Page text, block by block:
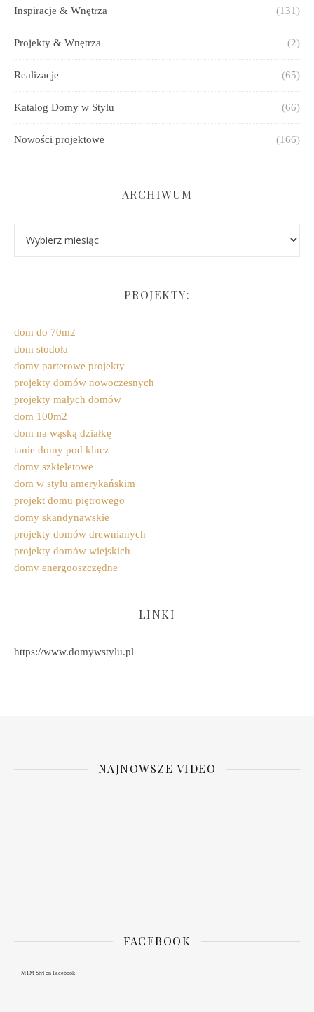
Inspiracje & Wnętrza (131)
Projekty & Wnętrza (2)
Realizacje (65)
Katalog Domy w Stylu (66)
Nowości projektowe (166)
ARCHIWUM
PROJEKTY:
dom do 70m2
dom stodoła
domy parterowe projekty
projekty domów nowoczesnych
projekty małych domów
dom 100m2
dom na wąską działkę
tanie domy pod klucz
domy szkieletowe
dom w stylu amerykańskim
projekt domu piętrowego
domy skandynawskie
projekty domów drewnianych
projekty domów wiejskich
domy energooszczędne
LINKI
https://www.domywstylu.pl
NAJNOWSZE VIDEO
FACEBOOK
MTM Styl on Facebook